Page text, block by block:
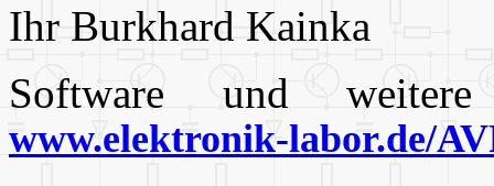
Ihr Burkhard Kainka
Software und
www.elektronik-labor.de/